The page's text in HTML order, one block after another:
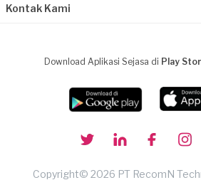
Kontak Kami
Download Aplikasi Sejasa di Play
Copyright© 2026 PT RecomN